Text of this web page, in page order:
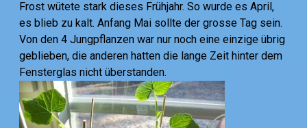
Frost wütete stark dieses Frühjahr. So wurde es April,
es blieb zu kalt. Anfang Mai sollte der grosse Tag sein.
Von den 4 Jungpflanzen war nur noch eine einzige übrig
geblieben, die anderen hatten die lange Zeit hinter dem
Fensterglas nicht überstanden.